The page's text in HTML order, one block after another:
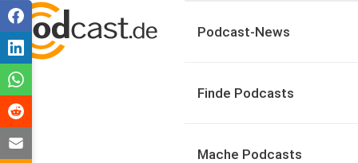
Podcast-News
Finde Podcasts
Mache Podcasts